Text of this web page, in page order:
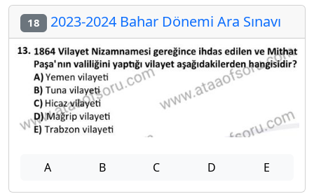
18 2023-2024 Bahar Dönemi Ara Sınavı
A B C D E